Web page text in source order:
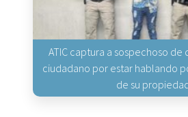
ATIC captura a sospechoso de
ciudadano por estar hablando
de su